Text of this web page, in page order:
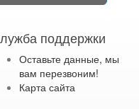
поддержки
Оставьте данные, мы
вам перезвоним!
Карта сайта